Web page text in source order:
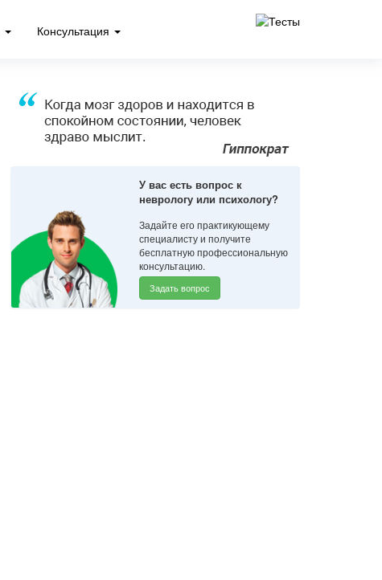
Консультация
У вас есть вопрос к
неврологу или психологу?
Задайте его практикующему
специалисту и получите
бесплатную профессиональную
консультацию.
Задать вопрос